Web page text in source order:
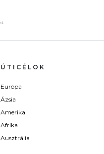
ÚTICÉLOK
Európa
Ázsia
Amerika
Afrika
Ausztrália